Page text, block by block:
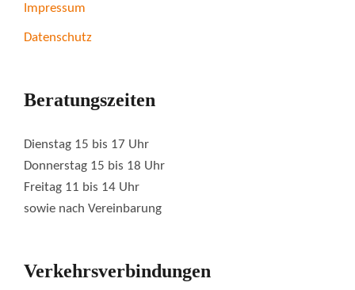
Impressum
Datenschutz
Beratungszeiten
Dienstag 15 bis 17 Uhr
Donnerstag 15 bis 18 Uhr
Freitag 11 bis 14 Uhr
sowie nach Vereinbarung
Verkehrsverbindungen